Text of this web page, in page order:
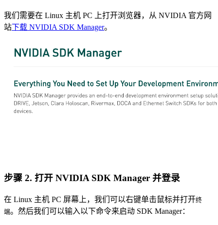
我们需要在 Linux 主机 PC 上打开浏览器，从 NVIDIA 官方网
站下载 NVIDIA SDK Manager。
步骤 2. 打开 NVIDIA SDK Manager 并登录
在 Linux 主机 PC 屏幕上，我们可以右键单击鼠标并打开终
端。然后我们可以输入以下命令来启动 SDK Manager：